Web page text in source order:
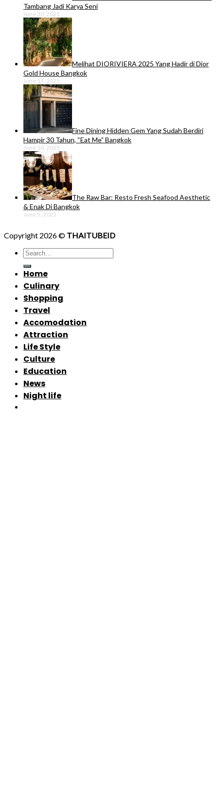
Tambang Jadi Karya Seni
June 30, 2025
Melihat DIORIVIERA 2025 Yang Hadir di Dior
Gold House Bangkok
June 17, 2025
Fine Dining Hidden Gem Yang Sudah Berdiri
Hampir 30 Tahun, “Eat Me” Bangkok
June 10, 2025
The Raw Bar: Resto Fresh Seafood Aesthetic
& Enak Di Bangkok
June 5, 2025
Copyright 2026 © THAITUBEID
Home
Culinary
Shopping
Travel
Accomodation
Attraction
Life Style
Culture
Education
News
Night life